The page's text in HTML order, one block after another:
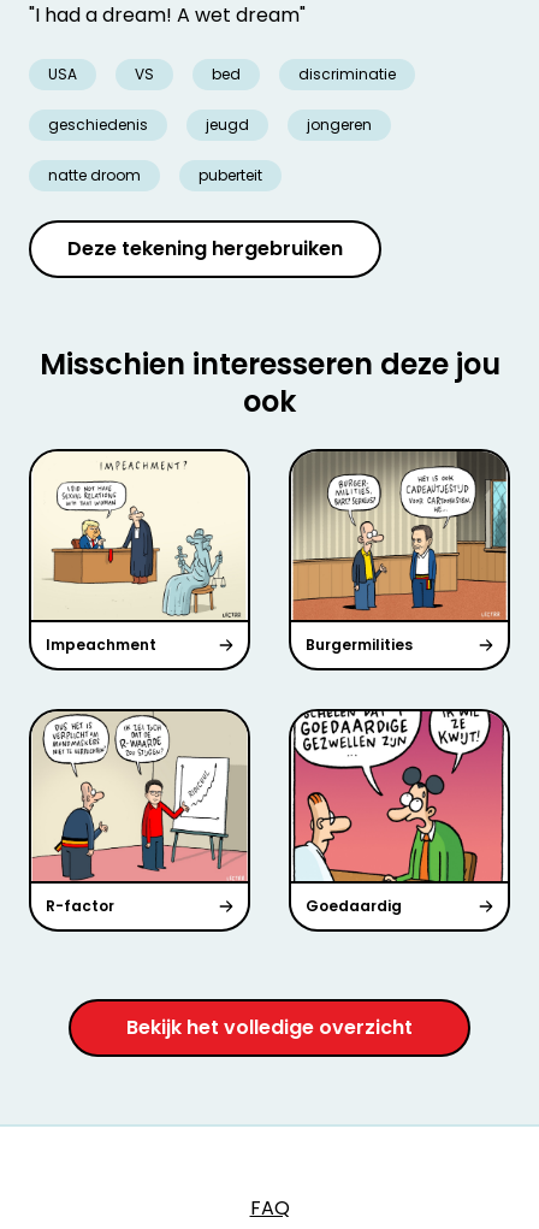
"I had a dream! A wet dream"
USA VS bed discriminatie
geschiedenis jeugd jongeren
natte droom puberteit
Deze tekening hergebruiken
Misschien interesseren deze jou
ook
Impeachment Burgermilities
R-factor Goedaardig
Bekijk het volledige overzicht
FAQ